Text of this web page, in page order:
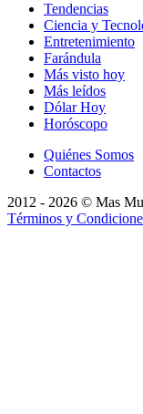
Tendencias
Ciencia y
Entretenimiento
Farándula
Más visto hoy
Más leídos
Dólar Hoy
Horóscopo
Quiénes Somos
Contactos
2012 - 2026 © Mas
Términos y